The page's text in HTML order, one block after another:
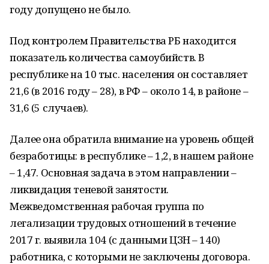
году допущено не было.
Под контролем Правительства РБ находится
показатель количества самоубийств. В
республике на 10 тыс. населения он составляет
21,6 (в 2016 году – 28), в РФ – около 14, в районе –
31,6 (5 случаев).
Далее она обратила внимание на уровень общей
безработицы: в республике – 1,2, в нашем районе
– 1,47. Основная задача в этом направлении –
ликвидация теневой занятости.
Межведомственная рабочая группа по
легализации трудовых отношений в течение
2017 г. выявила 104 (с данными ЦЗН – 140)
работника, с которыми не заключены договора.